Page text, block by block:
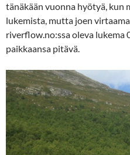
tänäkään vuonna hyötyä, kun
lukemista, mutta joen
riverflow.no:ssa oleva lukema
paikkaansa pitävä.